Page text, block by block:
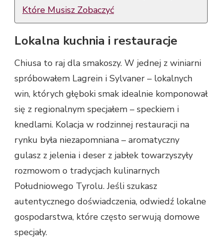
Które Musisz Zobaczyć
Lokalna kuchnia i restauracje
Chiusa to raj dla smakoszy. W jednej z winiarni
spróbowałem Lagrein i Sylvaner – lokalnych
win, których głęboki smak idealnie komponował
się z regionalnym specjałem – speckiem i
knedlami. Kolacja w rodzinnej restauracji na
rynku była niezapomniana – aromatyczny
gulasz z jelenia i deser z jabłek towarzyszyły
rozmowom o tradycjach kulinarnych
Południowego Tyrolu. Jeśli szukasz
autentycznego doświadczenia, odwiedź lokalne
gospodarstwa, które często serwują domowe
specjały.